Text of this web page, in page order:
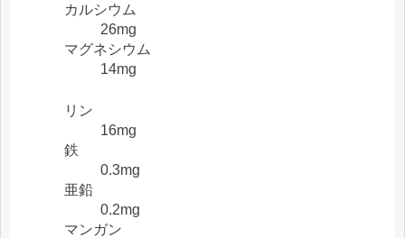
カルシウム
26mg
マグネシウム
14mg
リン
16mg
鉄
0.3mg
亜鉛
0.2mg
マンガン